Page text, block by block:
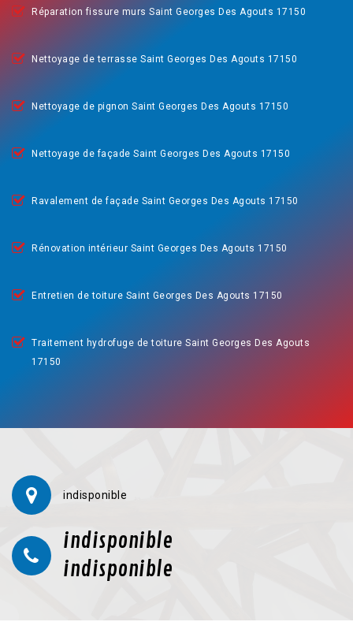
Réparation fissure murs Saint Georges Des Agouts 17150
Nettoyage de terrasse Saint Georges Des Agouts 17150
Nettoyage de pignon Saint Georges Des Agouts 17150
Nettoyage de façade Saint Georges Des Agouts 17150
Ravalement de façade Saint Georges Des Agouts 17150
Rénovation intérieur Saint Georges Des Agouts 17150
Entretien de toiture Saint Georges Des Agouts 17150
Traitement hydrofuge de toiture Saint Georges Des Agouts
17150
indisponible
indisponible
indisponible